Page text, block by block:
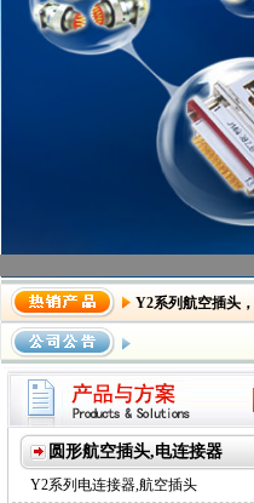
dddddddddddd
Y2系列航空插头 ，
系列航空插头
圆形航空插头,电连接器
Y2系列电连接器,航空插头